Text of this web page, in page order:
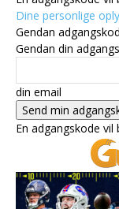
Dine personlige
Gendan
Gendan din
din email
En adgangskode vil